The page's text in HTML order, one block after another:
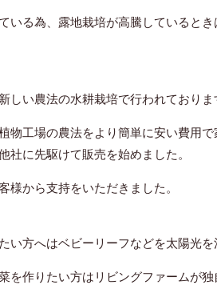
いる為、露地栽培が高騰していると
しい農法の水耕栽培で行われておりま
物工場の農法をより簡単に安い費用
社に先駆けて販売を始めました。
様から支持をいただきました。
い方へはベビーリーフなどを太陽光を
を作りたい方はリビングファームが